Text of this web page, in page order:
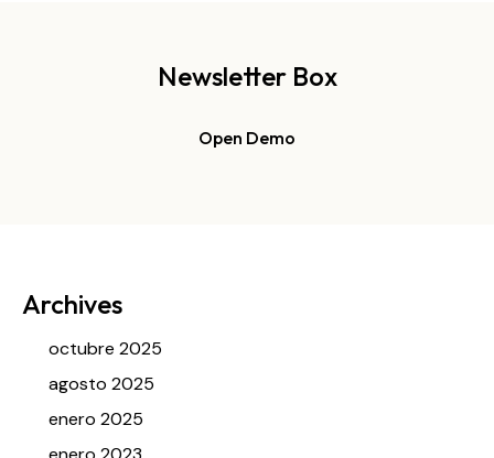
Newsletter Box
Open Demo
Archives
octubre 2025
agosto 2025
enero 2025